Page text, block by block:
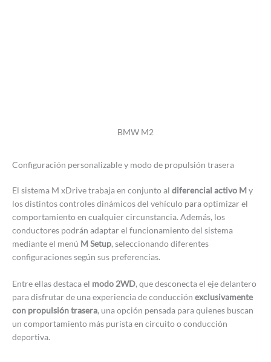
BMW M2
Configuración personalizable y modo de propulsión trasera
El sistema M xDrive trabaja en conjunto al diferencial activo My
los distintos controles dinámicos del vehículo para optimizar el
comportamiento en cualquier circunstancia. Además, los
conductores podrán adaptar el funcionamiento del sistema
mediante el menú M Setup, seleccionando diferentes
configuraciones según sus preferencias.
Entre ellas destaca el modo 2WD, que desconecta el eje delantero
para disfrutar de una experiencia de conducción exclusivamente
con propulsión trasera, una opción pensada para quienes buscan
un comportamiento más purista en circuito o conducción
deportiva.